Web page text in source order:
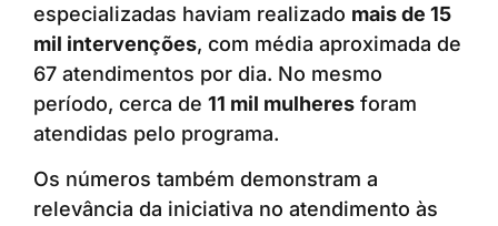
especializadas haviam realizado mais de 15
mil intervenções, com média aproximada de
67 atendimentos por dia. No mesmo
período, cerca de 11 mil mulheres foram
atendidas pelo programa.
Os números também demonstram a
relevância da iniciativa no atendimento às